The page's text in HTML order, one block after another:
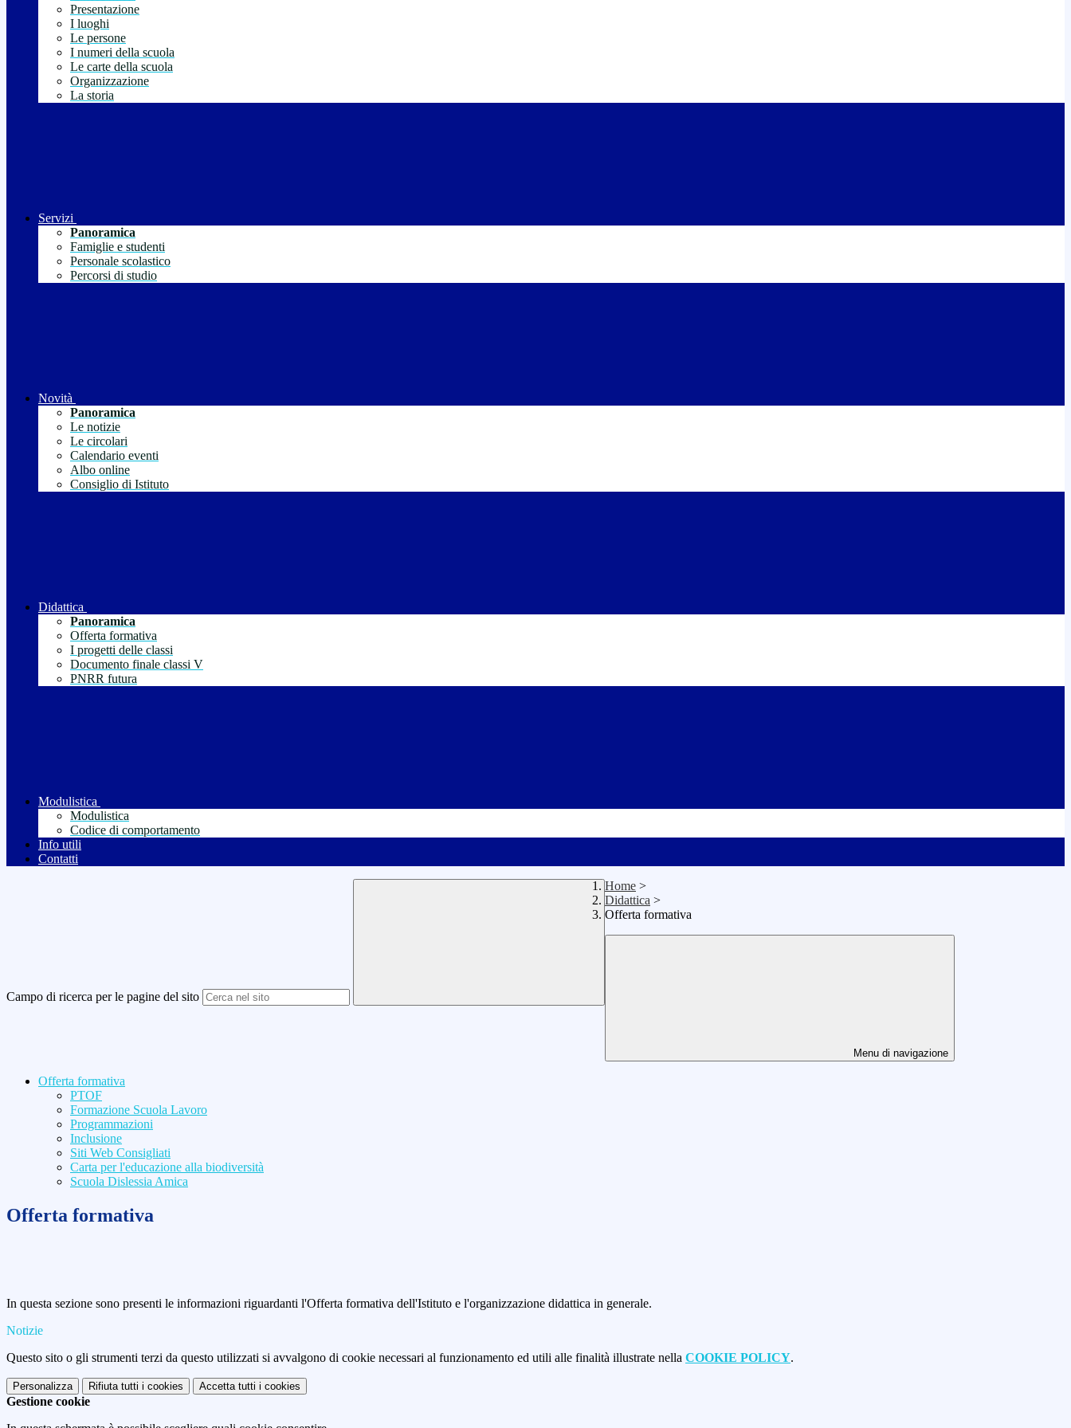
Presentazione
I luoghi
Le persone
I numeri della scuola
Le carte della scuola
Organizzazione
La storia
Servizi
Panoramica
Famiglie e studenti
Personale scolastico
Percorsi di studio
Novità
Panoramica
Le notizie
Le circolari
Calendario eventi
Albo online
Consiglio di Istituto
Didattica
Panoramica
Offerta formativa
I progetti delle classi
Documento finale classi V
PNRR futura
Modulistica
Modulistica
Codice di comportamento
Info utili
Contatti
Campo di ricerca per le pagine del sito
Home >
Didattica >
Offerta formativa
Menu di navigazione
Offerta formativa
PTOF
Formazione Scuola Lavoro
Programmazioni
Inclusione
Siti Web Consigliati
Carta per l'educazione alla biodiversità
Scuola Dislessia Amica
Offerta formativa
In questa sezione sono presenti le informazioni riguardanti l'Offerta formativa dell'Istituto e l'organizzazione didattica in generale.
Notizie
Questo sito o gli strumenti terzi da questo utilizzati si avvalgono di cookie necessari al funzionamento ed utili alle finalità illustrate nella COOKIE POLICY.
Personalizza Rifiuta tutti i cookies Accetta tutti i cookies
Gestione cookie